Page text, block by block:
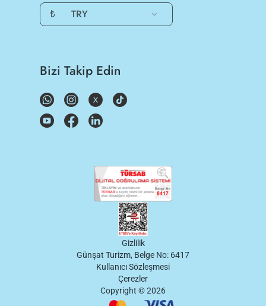
₺ TRY
Bizi Takip Edin
Gizlilik
Günşat Turizm, Belge No: 6417
Kullanıcı Sözleşmesi
Çerezler
Copyright ©2026